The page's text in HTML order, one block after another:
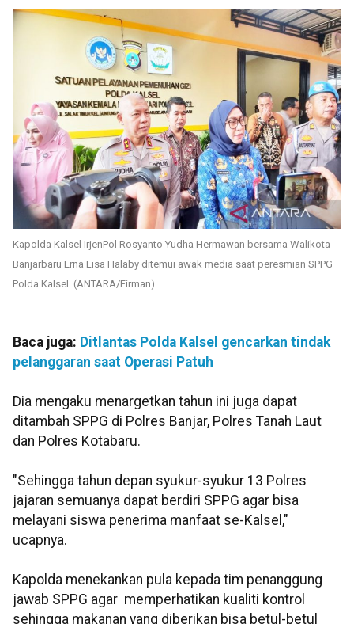
Kapolda Kalsel IrjenPol Rosyanto Yudha Hermawan bersama Walikota
Banjarbaru Erna Lisa Halaby ditemui awak media saat peresmian SPPG
Polda Kalsel. (ANTARA/Firman)
Baca juga: Ditlantas Polda Kalsel gencarkan tindak
pelanggaran saat Operasi Patuh
Dia mengaku menargetkan tahun ini juga dapat
ditambah SPPG di Polres Banjar, Polres Tanah Laut
dan Polres Kotabaru.
"Sehingga tahun depan syukur-syukur 13 Polres
jajaran semuanya dapat berdiri SPPG agar bisa
melayani siswa penerima manfaat se-Kalsel,"
ucapnya.
Kapolda menekankan pula kepada tim penanggung
jawab SPPG agar memperhatikan kualiti kontrol
sehingga makanan yang diberikan bisa betul-betul